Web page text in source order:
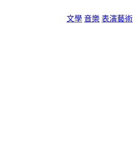
文學 音樂 表演藝術